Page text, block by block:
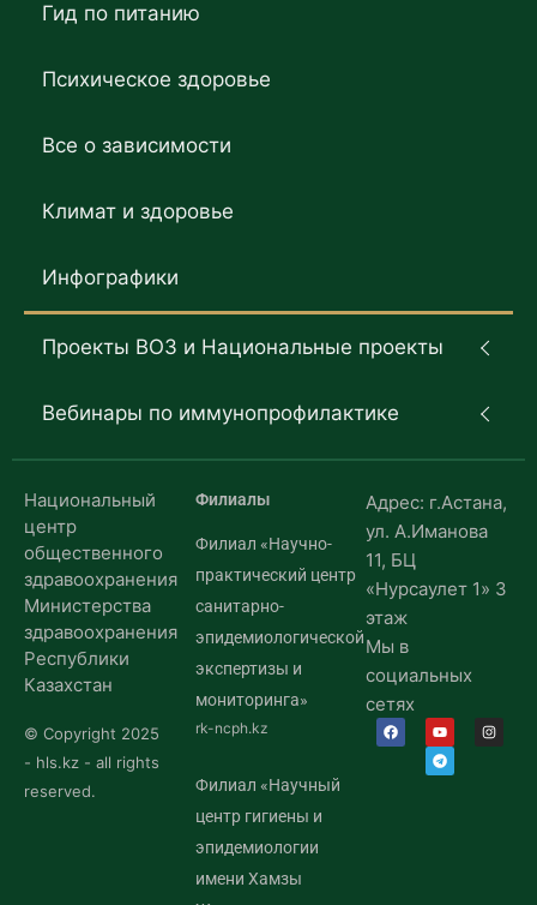
Гид по питанию
Психическое здоровье
Все о зависимости
Климат и здоровье
Инфографики
Проекты ВОЗ и Национальные проекты
Вебинары по иммунопрофилактике
Национальный
центр
общественного
здравоохранения
Министерства
здравоохранения
Республики
Казахстан
© Copyright 2025
- hls.kz - all rights
reserved.
Филиалы
Филиал «Научно-
практический центр
санитарно-
эпидемиологической
экспертизы и
мониторинга»
rk-ncph.kz
Филиал «Научный
центр гигиены и
эпидемиологии
имени Хамзы
Адрес: г.Астана,
ул. А.Иманова
11, БЦ
«Нурсаулет 1» 3
этаж
Мы в
социальных
сетях